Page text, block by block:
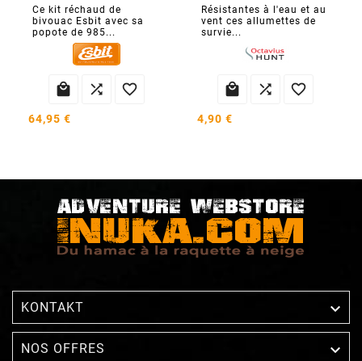
Ce kit réchaud de
bivouac Esbit avec sa
popote de 985...
  
64,95 €
Résistantes à l'eau et au
vent ces allumettes de
survie...
  
4,90 €
KONTAKT 
NOS OFFRES 